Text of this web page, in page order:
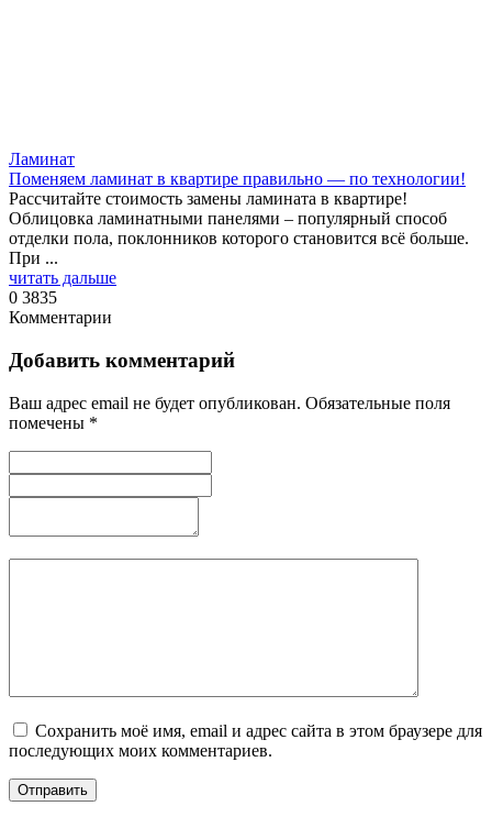
Ламинат
Поменяем ламинат в квартире правильно — по технологии!
Рассчитайте стоимость замены ламината в квартире!
Облицовка ламинатными панелями – популярный способ
отделки пола, поклонников которого становится всё больше.
При ...
читать дальше
0 3835
Комментарии
Добавить комментарий
Ваш адрес email не будет опубликован. Обязательные поля
помечены *
Сохранить моё имя, email и адрес сайта в этом браузере для
последующих моих комментариев.